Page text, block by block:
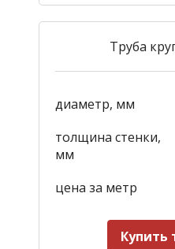
Труба
диаметр, мм
толщина стенки,
мм
цена за метр
Купить